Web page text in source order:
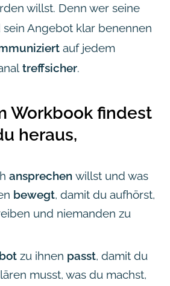
willst. Denn wer seine
Angebot klar benennen
auf jedem
treffsicher.
Workbook findest
heraus,
ansprechen willst und was
bewegt, damit du aufhörst,
und niemanden zu
zu ihnen passt, damit du
musst, was du machst,